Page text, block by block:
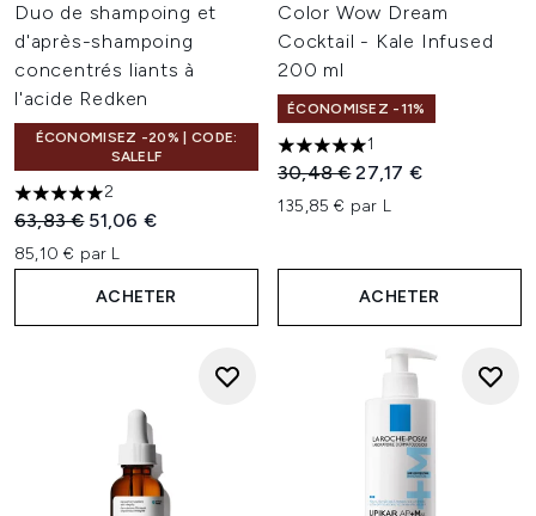
Duo de shampoing et
d'après-shampoing
concentrés liants à
l'acide Redken
ÉCONOMISEZ -20% | CODE:
SALELF
5 étoiles sur un maximum de 5
2
Prix de vente :
63,83 € Prix ​​actuel :
51,06 €
85,10 € par L
ACHETER
Color Wow Dream
Cocktail - Kale Infused
200 ml
ÉCONOMISEZ -11%
5 étoiles sur un maximum de
1
Prix de vente :
30,48 €Prix ​​actuel :
27,17 €
135,85 € par L
ACHETER